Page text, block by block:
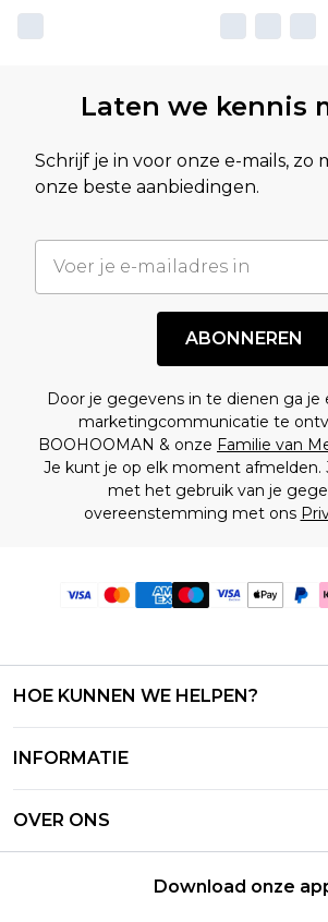
Laten we kennis
Schrijf je in voor onze e-mails, zo
onze beste aanbiedingen.
ABONNEREN
Door je gegevens in te dienen ga je
marketingcommunicatie te
BOOHOOMAN & onze Familie van
Je kunt je op elk moment afmelden.
met het gebruik van je
overeenstemming met ons
HOE KUNNEN WE HELPEN?
Retourneer uw bestelling
Bezorginformatie
Retourbeleid – Bijgewerkt mei
INFORMATIE
OVER ONS
Verklaring over moderne slavernij
Download onze